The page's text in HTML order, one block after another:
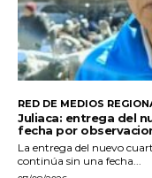
RED DE MEDIOS
Juliaca: entrega del
fecha por
La entrega del nuevo
continúa sin una fecha...